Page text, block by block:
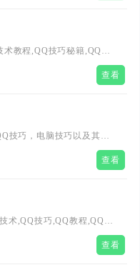
教程,QQ技巧秘籍,QQ业
容,国内顶及QQ网络门户
查看
技巧，电脑技巧以及其他
彩！
查看
术,QQ技巧,QQ教程,QQ刚
法大全,教你玩转QQ,是腾
查看